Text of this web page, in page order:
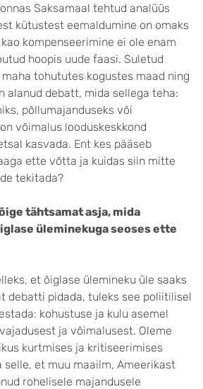
Saksamaal tehtud analüüs
kütustest eemaldumine on omaks
kompenseerimine ei ole enam
hoopis uude faasi. Suletud
tohututes kogustes maad ning
alanud debatt, mida sellega teha:
põllumajanduseks või
võimalus looduskeskkond
kasvada. Ent kes pääseb
ette võtta ja kuidas siin mitte
tekitada?
tähtsamat asja, mida
üleminekuga seoses ette
et õiglase ülemineku üle saaks
debatti pidada, tuleks see poliitilisel
kohustuse ja kulu asemel
ja võimalusest. Oleme
kurtmises ja kritiseerimises
et muu maailm, Ameerikast
rohelisele majandusele